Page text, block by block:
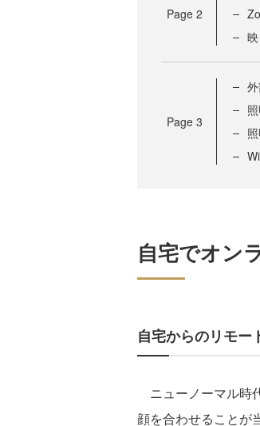
Page 2
Page 3
自宅でオン
自宅からのリモー
ニューノーマル時
顔を合わせることが